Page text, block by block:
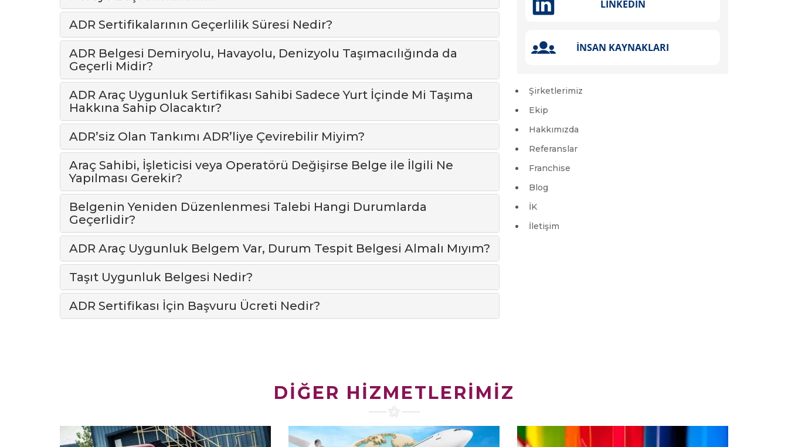
ADR Sertifikalarının Geçerlilik Süresi Nedir?
ADR Belgesi Demiryolu, Havayolu, Denizyolu Taşımacılığında da
Geçerli Midir?
ADR Araç Uygunluk Sertifikası Sahibi Sadece Yurt İçinde Mi Taşıma
Hakkına Sahip Olacaktır?
ADR’siz Olan Tankımı ADR’liye Çevirebilir Miyim?
Araç Sahibi, İşleticisi veya Operatörü Değişirse Belge ile İlgili Ne
Yapılması Gerekir?
Belgenin Yeniden Düzenlenmesi Talebi Hangi Durumlarda
Geçerlidir?
ADR Araç Uygunluk Belgem Var, Durum Tespit Belgesi Almalı Mıyım?
Taşıt Uygunluk Belgesi Nedir?
ADR Sertifikası İçin Başvuru Ücreti Nedir?
Şirketlerimiz
Ekip
Hakkımızda
Referanslar
Franchise
Blog
İK
İletişim
DİĞER HİZMETLERİMİZ